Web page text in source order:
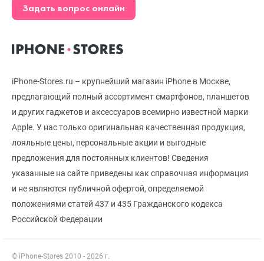
iPhone-Stores.ru – крупнейший магазин iPhone в Москве,
предлагающий полный ассортимент смартфонов, планшетов
и других гаджетов и аксессуаров всемирно известной марки
Apple. У нас только оригинальная качественная продукция,
лояльные цены, персональные акции и выгодные
предложения для постоянных клиентов! Сведения
указанные на сайте приведены как справочная информация
и не являются публичной офертой, определяемой
положениями статей 437 и 435 Гражданского кодекса
Российской Федерации
© iPhone-Stores 2010 - 2026 г.
Задать вопрос онлайн